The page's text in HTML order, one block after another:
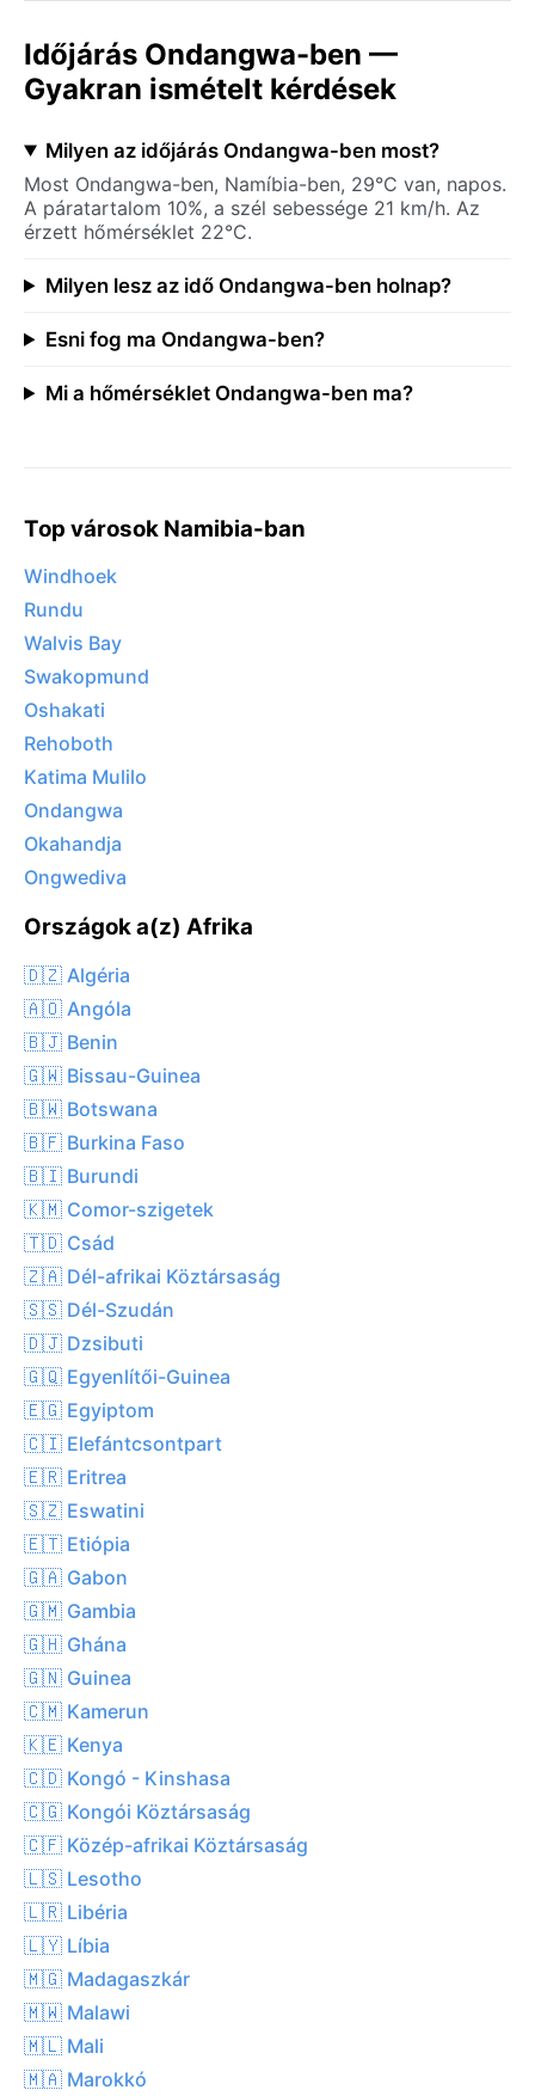
Időjárás Ondangwa-ben —
Gyakran ismételt kérdések
Milyen az időjárás Ondangwa-ben most?
Most Ondangwa-ben, Namíbia-ben, 29°C van, napos.
A páratartalom 10%, a szél sebessége 21 km/h. Az
érzett hőmérséklet 22°C.
Milyen lesz az idő Ondangwa-ben holnap?
Esni fog ma Ondangwa-ben?
Mi a hőmérséklet Ondangwa-ben ma?
Top városok Namibia-ban
Windhoek
Rundu
Walvis Bay
Swakopmund
Oshakati
Rehoboth
Katima Mulilo
Ondangwa
Okahandja
Ongwediva
Országok a(z) Afrika
🇩🇿 Algéria
🇦🇴 Angóla
🇧🇯 Benin
🇬🇼 Bissau-Guinea
🇧🇼 Botswana
🇧🇫 Burkina Faso
🇧🇮 Burundi
🇰🇲 Comor-szigetek
🇹🇩 Csád
🇿🇦 Dél-afrikai Köztársaság
🇸🇸 Dél-Szudán
🇩🇯 Dzsibuti
🇬🇶 Egyenlítői-Guinea
🇪🇬 Egyiptom
🇨🇮 Elefántcsontpart
🇪🇷 Eritrea
🇸🇿 Eswatini
🇪🇹 Etiópia
🇬🇦 Gabon
🇬🇲 Gambia
🇬🇭 Ghána
🇬🇳 Guinea
🇨🇲 Kamerun
🇰🇪 Kenya
🇨🇩 Kongó - Kinshasa
🇨🇬 Kongói Köztársaság
🇨🇫 Közép-afrikai Köztársaság
🇱🇸 Lesotho
🇱🇷 Libéria
🇱🇾 Líbia
🇲🇬 Madagaszkár
🇲🇼 Malawi
🇲🇱 Mali
🇲🇦 Marokkó